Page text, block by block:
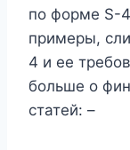
по форме S-
примеры,
4 и ее
больше о
статей: –